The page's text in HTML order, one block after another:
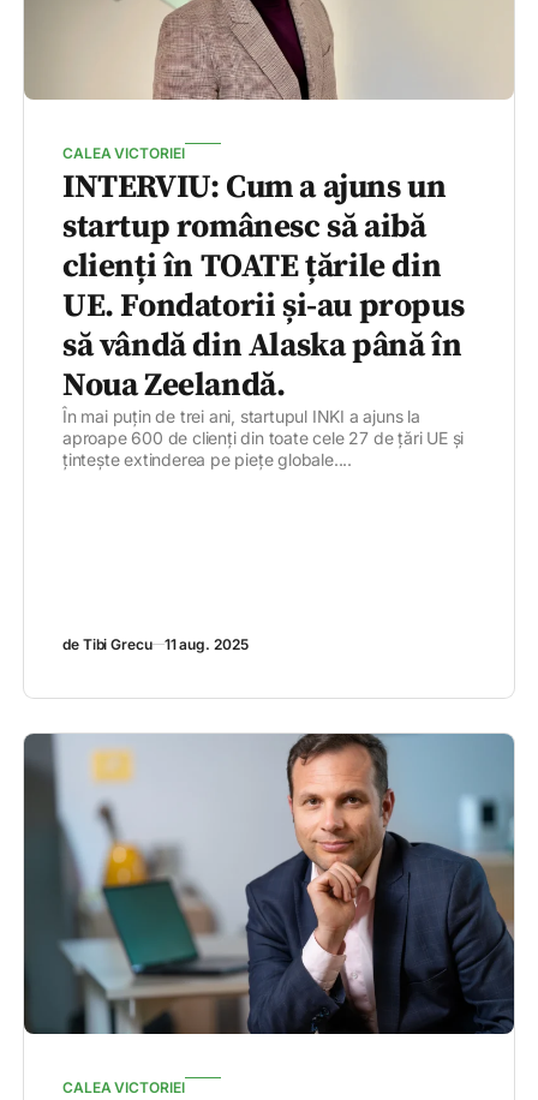
CALEA VICTORIEI
INTERVIU: Cum a ajuns un
startup românesc să aibă
clienți în TOATE țările din
UE. Fondatorii și-au propus
să vândă din Alaska până în
Noua Zeelandă.
În mai puțin de trei ani, startupul INKI a ajuns la
aproape 600 de clienți din toate cele 27 de țări UE și
țintește extinderea pe piețe globale....
de Tibi Grecu 11 aug. 2025
CALEA VICTORIEI